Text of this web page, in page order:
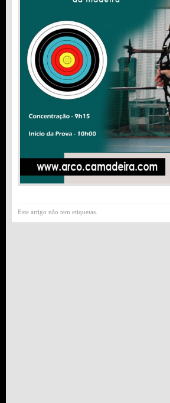
Este artigo não tem etiquetas.